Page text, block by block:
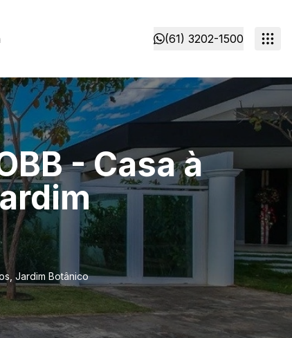
(61) 3202-1500
- Casa à
Jardim Botânico